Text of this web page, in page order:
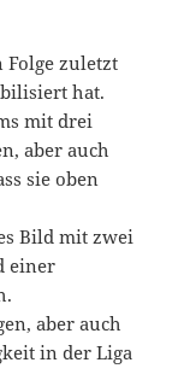
Folge zuletzt
hat.
mit drei
aber auch
sie oben
Bild mit zwei
einer
aber auch
in der Liga